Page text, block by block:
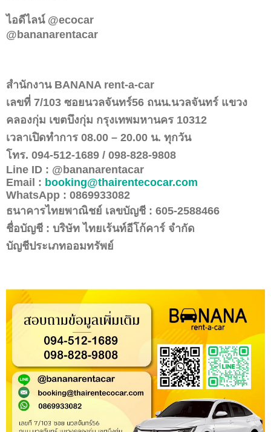
ไอดีไลน์ @ecocar
@bananarentacar
สำนักงาน BANANA rent-a-car
เลขที่ 7/103 ซอยนวลจันทร์56 ถนน.นวลจันทร์ แขวง
คลองกุ่ม เขตบึงกุ่ม กรุงเทพมหานคร 10312
เวลาเปิดทำการ 08.00 – 20.00 น. ทุกวัน
โทร. 094-512-1689 / 098-828-9808
Line ID : @bananarentacar
Email : booking@thairentecocar.com
WhatsApp : 0869933082
ธนาคารไทยพาณิชย์ เลขบัญชี : 605-2588466
ชื่อบัญชี : บริษัท ไทยเร้นท์อีโก้คาร์ จำกัด
บัญชีประเภทออมทรัพย์